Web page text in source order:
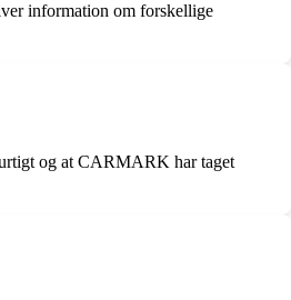
information om forskellige
og at CARMARK har taget